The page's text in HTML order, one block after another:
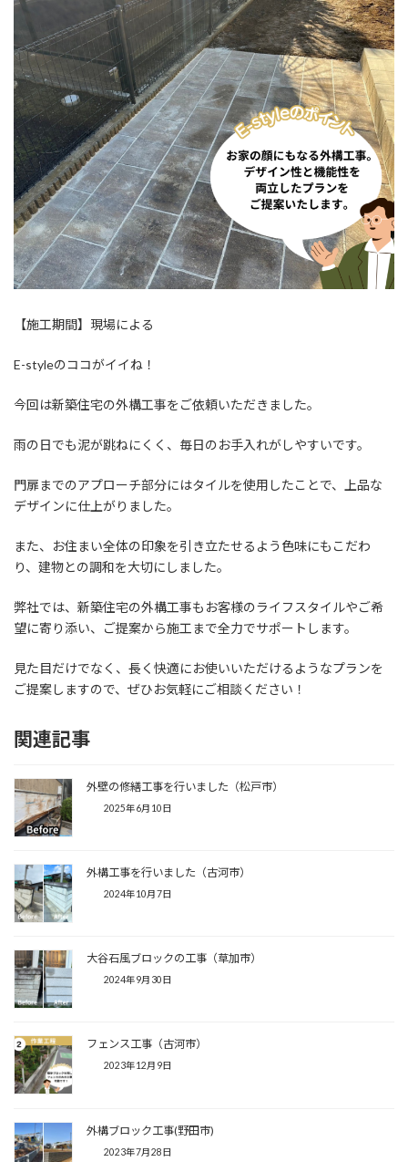
【施工期間】現場による
E-styleのココがイイね！
今回は新築住宅の外構工事をご依頼いただきました。
雨の日でも泥が跳ねにくく、毎日のお手入れがしやすいです。
門扉までのアプローチ部分にはタイルを使用したことで、上品な
デザインに仕上がりました。
また、お住まい全体の印象を引き立たせるよう色味にもこだわ
り、建物との調和を大切にしました。
弊社では、新築住宅の外構工事もお客様のライフスタイルやご希
望に寄り添い、ご提案から施工まで全力でサポートします。
見た目だけでなく、長く快適にお使いいただけるようなプランを
ご提案しますので、ぜひお気軽にご相談ください！
関連記事
外壁の修繕工事を行いました（松戸市）
2025年6月10日
外構工事を行いました（古河市）
2024年10月7日
大谷石風ブロックの工事（草加市）
2024年9月30日
フェンス工事（古河市）
2023年12月9日
外構ブロック工事(野田市)
2023年7月28日